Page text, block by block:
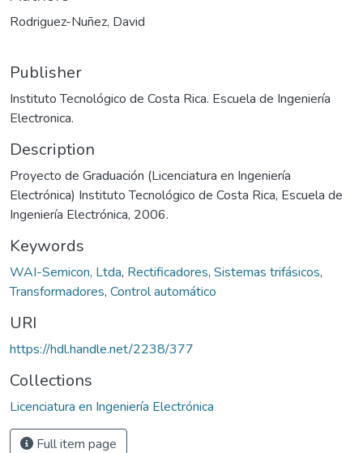
Rodriguez-Nuñez, David
Publisher
Instituto Tecnológico de Costa Rica. Escuela de Ingeniería
Electronica.
Description
Proyecto de Graduación (Licenciatura en Ingeniería
Electrónica) Instituto Tecnológico de Costa Rica, Escuela de
Ingeniería Electrónica, 2006.
Keywords
WAI-Semicon, Ltda, Rectificadores, Sistemas trifásicos,
Transformadores, Control automático
URI
https://hdl.handle.net/2238/377
Collections
Licenciatura en Ingeniería Electrónica
Full item page